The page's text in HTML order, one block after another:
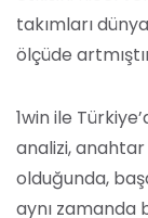
takımları
ölçüde
1win ile
analizi, anahtar
olduğunda,
aynı zamanda